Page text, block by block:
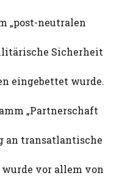
„post-neutralen
Sicherheit
eingebettet wurde.
„Partnerschaft
an transatlantische
vor allem von